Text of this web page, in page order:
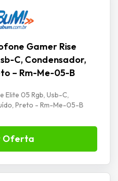
Gamer Rise
C, Condensador,
– Rm-Me-05-B
Elite 05 Rgb, Usb-C,
Preto - Rm-Me-05-B
Oferta